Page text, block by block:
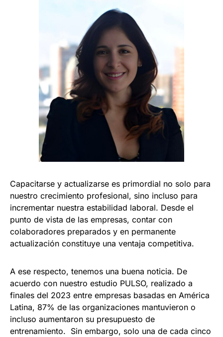
Capacitarse y actualizarse es primordial no solo para
nuestro crecimiento profesional, sino incluso para
incrementar nuestra estabilidad laboral. Desde el
punto de vista de las empresas, contar con
colaboradores preparados y en permanente
actualización constituye una ventaja competitiva.
A ese respecto, tenemos una buena noticia. De
acuerdo con nuestro estudio PULSO, realizado a
finales del 2023 entre empresas basadas en América
Latina, 87% de las organizaciones mantuvieron o
incluso aumentaron su presupuesto de
entrenamiento. Sin embargo, solo una de cada cinco